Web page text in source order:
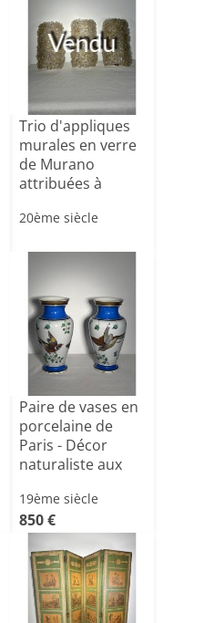
Vendu
Trio d'appliques
murales en verre
de Murano
attribuées à
20ème siècle
Paire de vases en
porcelaine de
Paris - Décor
naturaliste aux
19ème siècle
850 €